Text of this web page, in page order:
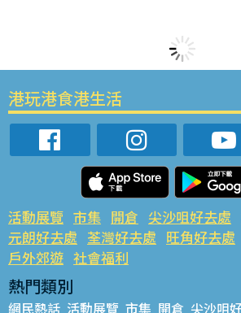
港玩港食港生活
活動展覽 市集 開倉 尖沙咀好去處
元朗好去處 荃灣好去處 旺角好去處
戶外郊遊 社會福利
熱門類別
網民熱話 活動展覽 市集 開倉 尖沙咀